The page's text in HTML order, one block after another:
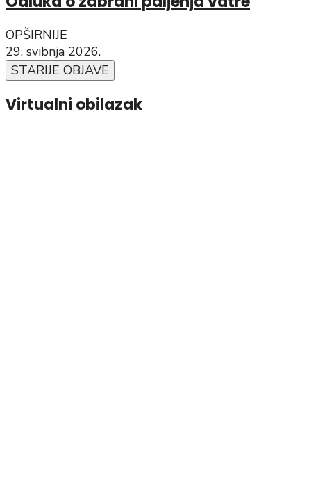
OPŠIRNIJE
29. svibnja 2026.
STARIJE OBJAVE
Virtualni obilazak